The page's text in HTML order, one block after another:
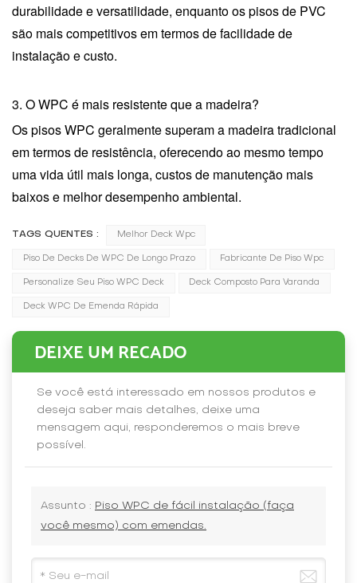
durabilidade e versatilidade, enquanto os pisos de PVC
são mais competitivos em termos de facilidade de
instalação e custo.
3. O WPC é mais resistente que a madeira?
Os pisos WPC geralmente superam a madeira tradicional
em termos de resistência, oferecendo ao mesmo tempo
uma vida útil mais longa, custos de manutenção mais
baixos e melhor desempenho ambiental.
TAGS QUENTES : Melhor Deck Wpc
Piso De Decks De WPC De Longo Prazo Fabricante De Piso Wpc
Personalize Seu Piso WPC Deck Deck Composto Para Varanda
Deck WPC De Emenda Rápida
DEIXE UM RECADO
Se você está interessado em nossos produtos e
deseja saber mais detalhes, deixe uma
mensagem aqui, responderemos o mais breve
possível.
Assunto : Piso WPC de fácil instalação (faça
você mesmo) com emendas.